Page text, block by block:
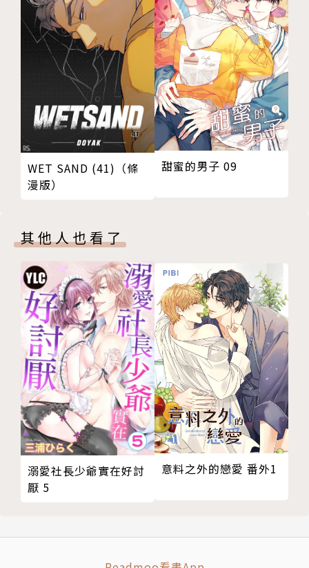
WET SAND (41)（條
漫版）
甜蜜的男子 09
其他人也看了
溺愛社長少爺實在好討
厭 5
意料之外的戀愛 番外1